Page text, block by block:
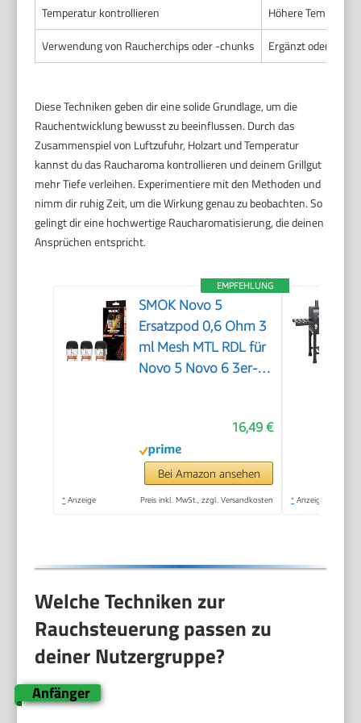
Temperatur kontrollieren
Höhere
Verwendung von Raucherchips oder -chunks
Ergänzt oder
Diese Techniken geben dir eine solide Grundlage, um die
Rauchentwicklung bewusst zu beeinflussen. Durch das
Zusammenspiel von Luftzufuhr, Holzart und Temperatur
kannst du das Raucharoma kontrollieren und deinem Grillgut
mehr Tiefe verleihen. Experimentiere mit den Methoden und
nimm dir ruhig Zeit, um die Wirkung genau zu beobachten. So
gelingt dir eine hochwertige Raucharomatisierung, die deinen
Ansprüchen entspricht.
EMPFEHLUNG
SMOK Novo 5
Ersatzpod 0,6 Ohm 3
ml Mesh MTL RDL für
Novo 5 Novo 6 3er-
16,49 €
Bei Amazon ansehen
* Anzeige Preis inkl. MwSt., zzgl. Versandkosten * Anzeige
Welche Techniken zur
Rauchsteuerung passen zu
deiner Nutzergruppe?
Anfänger